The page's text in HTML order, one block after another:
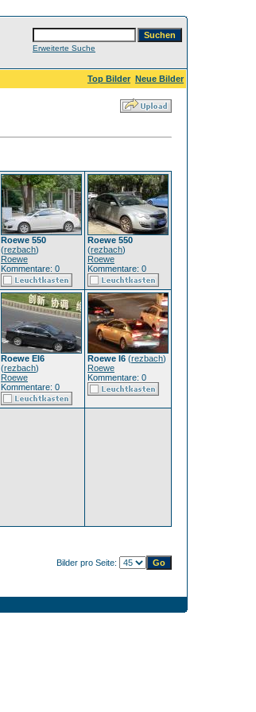
Erweiterte Suche
Top Bilder Neue Bilder
Roewe 550
(rezbach)
Roewe
Kommentare: 0
Roewe 550
(rezbach)
Roewe
Kommentare: 0
Roewe EI6
(rezbach)
Roewe
Kommentare: 0
Roewe I6 (rezbach)
Roewe
Kommentare: 0
Bilder pro Seite: